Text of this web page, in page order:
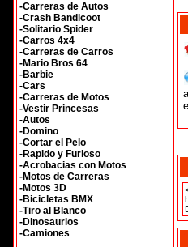
-Carreras de Autos
-Crash Bandicoot
-Solitario Spider
-Carros 4x4
-Carreras de Carros
-Mario Bros 64
-Barbie
-Cars
-Carreras de Motos
-Vestir Princesas
-Autos
-Domino
-Cortar el Pelo
-Rapido y Furioso
-Acrobacias con Motos
-Motos de Carreras
-Motos 3D
-Bicicletas BMX
-Tiro al Blanco
-Dinosaurios
-Camiones